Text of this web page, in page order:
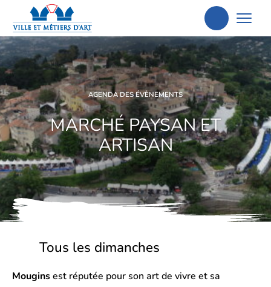
Aller
à
la
recherche
AGENDA DES ÉVÈNEMENTS
MARCHÉ PAYSAN ET
ARTISAN
Tous les dimanches
Mouginsest réputée pour son art de vivre et sa